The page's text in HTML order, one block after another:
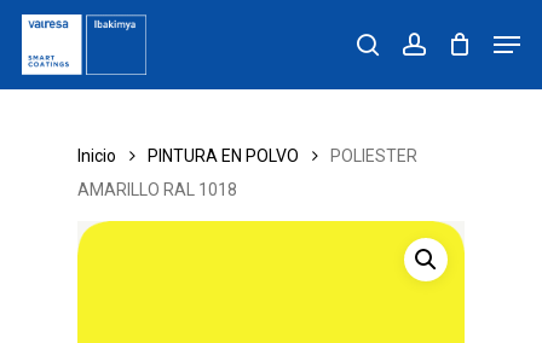
Skip
main
content
searchaccount
Inicio PINTURA EN POLVO
POLIESTER
AMARILLO RAL 1018